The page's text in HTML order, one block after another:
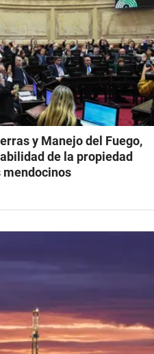
y Manejo del Fuego,
de la propiedad
mendocinos